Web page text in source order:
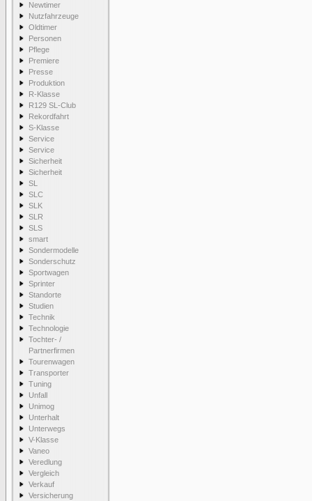
Newtimer
Nutzfahrzeuge
Oldtimer
Personen
Pflege
Premiere
Presse
Produktion
R-Klasse
R129 SL-Club
Rekordfahrt
S-Klasse
Service
Service
Sicherheit
Sicherheit
SL
SLC
SLK
SLR
SLS
smart
Sondermodelle
Sonderschutz
Sportwagen
Sprinter
Standorte
Studien
Technik
Technologie
Tochter- /
Partnerfirmen
Tourenwagen
Transporter
Tuning
Unfall
Unimog
Unterhalt
Unterwegs
V-Klasse
Vaneo
Veredlung
Vergleich
Verkauf
Versicherung